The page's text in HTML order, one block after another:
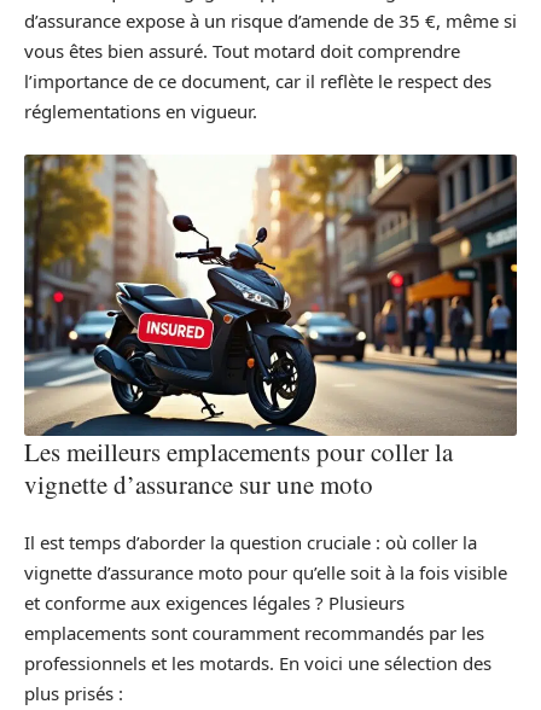
d’assurance expose à un risque d’amende de 35 €, même si
vous êtes bien assuré. Tout motard doit comprendre
l’importance de ce document, car il reflète le respect des
réglementations en vigueur.
Les meilleurs emplacements pour coller la
vignette d’assurance sur une moto
Il est temps d’aborder la question cruciale : où coller la
vignette d’assurance moto pour qu’elle soit à la fois visible
et conforme aux exigences légales ? Plusieurs
emplacements sont couramment recommandés par les
professionnels et les motards. En voici une sélection des
plus prisés :